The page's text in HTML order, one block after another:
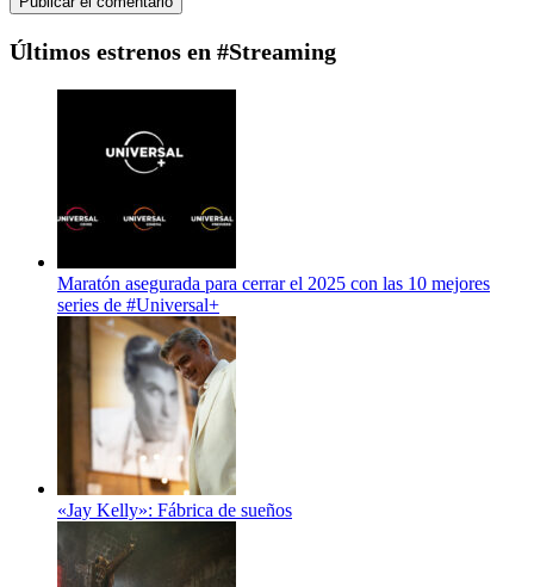
Últimos estrenos en #Streaming
Maratón asegurada para cerrar el 2025 con las 10 mejores
series de #Universal+
«Jay Kelly»: Fábrica de sueños